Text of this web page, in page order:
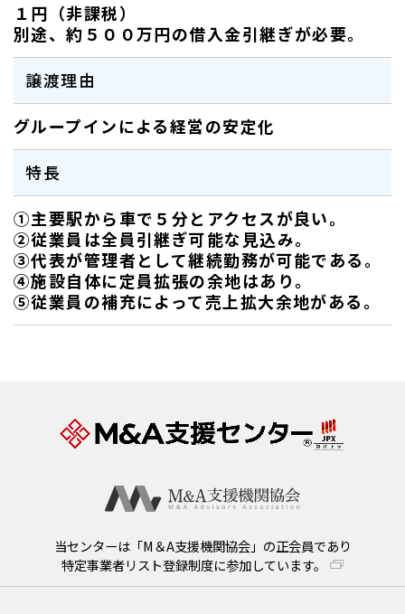
１円（非課税）
別途、約５００万円の借入金引継ぎが必要。
譲渡理由
グループインによる経営の安定化
特長
①主要駅から車で５分とアクセスが良い。
②従業員は全員引継ぎ可能な見込み。
③代表が管理者として継続勤務が可能である。
④施設自体に定員拡張の余地はあり。
⑤従業員の補充によって売上拡大余地がある。
当センターは「M＆A支援機関協会」の正会員であり
特定事業者リスト登録制度に参加しています。